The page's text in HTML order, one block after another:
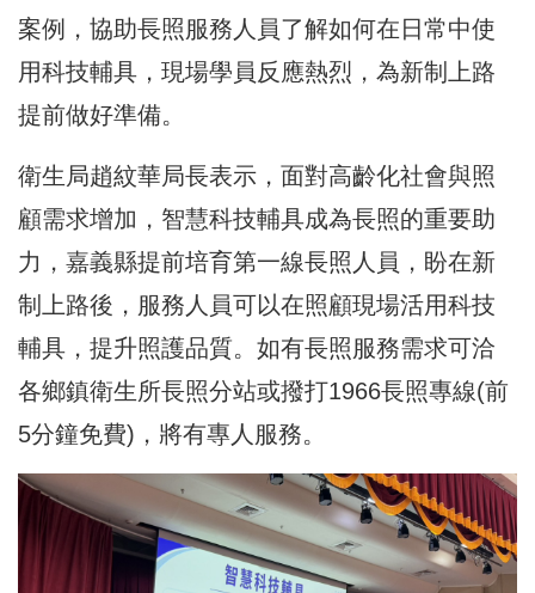
案例，協助長照服務人員了解如何在日常中使
用科技輔具，現場學員反應熱烈，為新制上路
提前做好準備。
衛生局趙紋華局長表示，面對高齡化社會與照
顧需求增加，智慧科技輔具成為長照的重要助
力，嘉義縣提前培育第一線長照人員，盼在新
制上路後，服務人員可以在照顧現場活用科技
輔具，提升照護品質。如有長照服務需求可洽
各鄉鎮衛生所長照分站或撥打1966長照專線(前
5分鐘免費)，將有專人服務。